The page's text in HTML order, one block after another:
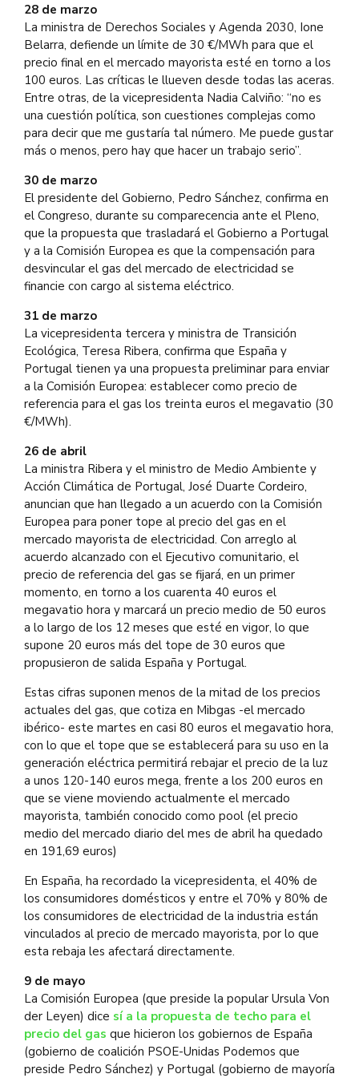
28 de marzo
La ministra de Derechos Sociales y Agenda 2030, Ione
Belarra, defiende un límite de 30 €/MWh para que el
precio final en el mercado mayorista esté en torno a los
100 euros. Las críticas le llueven desde todas las aceras.
Entre otras, de la vicepresidenta Nadia Calviño: “no es
una cuestión política, son cuestiones complejas como
para decir que me gustaría tal número. Me puede gustar
más o menos, pero hay que hacer un trabajo serio”.
30 de marzo
El presidente del Gobierno, Pedro Sánchez, confirma en
el Congreso, durante su comparecencia ante el Pleno,
que la propuesta que trasladará el Gobierno a Portugal
y a la Comisión Europea es que la compensación para
desvincular el gas del mercado de electricidad se
financie con cargo al sistema eléctrico.
31 de marzo
La vicepresidenta tercera y ministra de Transición
Ecológica, Teresa Ribera, confirma que España y
Portugal tienen ya una propuesta preliminar para enviar
a la Comisión Europea: establecer como precio de
referencia para el gas los treinta euros el megavatio (30
€/MWh).
26 de abril
La ministra Ribera y el ministro de Medio Ambiente y
Acción Climática de Portugal, José Duarte Cordeiro,
anuncian que han llegado a un acuerdo con la Comisión
Europea para poner tope al precio del gas en el
mercado mayorista de electricidad. Con arreglo al
acuerdo alcanzado con el Ejecutivo comunitario, el
precio de referencia del gas se fijará, en un primer
momento, en torno a los cuarenta 40 euros el
megavatio hora y marcará un precio medio de 50 euros
a lo largo de los 12 meses que esté en vigor, lo que
supone 20 euros más del tope de 30 euros que
propusieron de salida España y Portugal.
Estas cifras suponen menos de la mitad de los precios
actuales del gas, que cotiza en Mibgas -el mercado
ibérico- este martes en casi 80 euros el megavatio hora,
con lo que el tope que se establecerá para su uso en la
generación eléctrica permitirá rebajar el precio de la luz
a unos 120-140 euros mega, frente a los 200 euros en
que se viene moviendo actualmente el mercado
mayorista, también conocido como pool (el precio
medio del mercado diario del mes de abril ha quedado
en 191,69 euros)
En España, ha recordado la vicepresidenta, el 40% de
los consumidores domésticos y entre el 70% y 80% de
los consumidores de electricidad de la industria están
vinculados al precio de mercado mayorista, por lo que
esta rebaja les afectará directamente.
9 de mayo
La Comisión Europea (que preside la popular Ursula Von
der Leyen) dice sí a la propuesta de techo para el
precio del gas que hicieron los gobiernos de España
(gobierno de coalición PSOE-Unidas Podemos que
preside Pedro Sánchez) y Portugal (gobierno de mayoría